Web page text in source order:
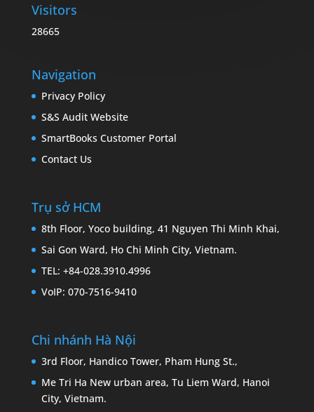
Visitors
28665
Navigation
Privacy Policy
S&S Audit Website
SmartBooks Customer Portal
Contact Us
Trụ sở HCM
8th Floor, Yoco building, 41 Nguyen Thi Minh Khai,
Sai Gon Ward, Ho Chi Minh City, Vietnam.
TEL: +84-028.3910.4996
VoIP: 070-7516-9410
Chi nhánh Hà Nội
3rd Floor, Handico Tower, Pham Hung St.,
Me Tri Ha New urban area, Tu Liem Ward, Hanoi
City, Vietnam.